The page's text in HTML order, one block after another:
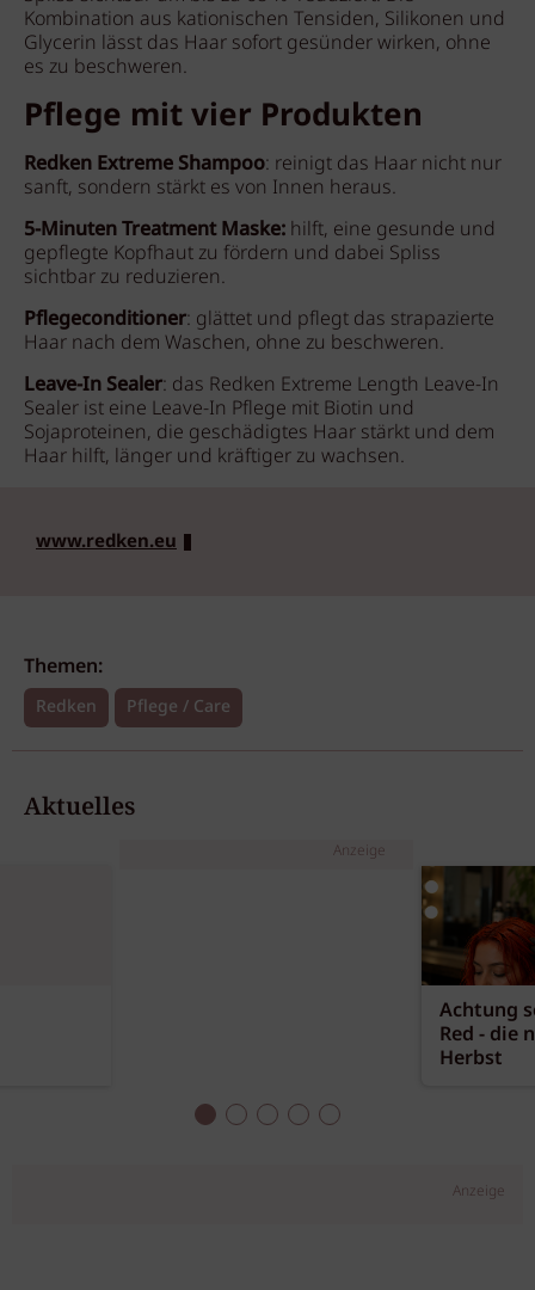
Kombination aus kationischen Tensiden, Silikonen und
Glycerin lässt das Haar sofort gesünder wirken, ohne
es zu beschweren.
Pflege mit vier Produkten
Redken Extreme Shampoo: reinigt das Haar nicht nur
sanft, sondern stärkt es von Innen heraus.
5-Minuten Treatment Maske: hilft, eine gesunde und
gepflegte Kopfhaut zu fördern und dabei Spliss
sichtbar zu reduzieren.
Pflegeconditioner: glättet und pflegt das strapazierte
Haar nach dem Waschen, ohne zu beschweren.
Leave-In Sealer: das Redken Extreme Length Leave-In
Sealer ist eine Leave-In Pflege mit Biotin und
Sojaproteinen, die geschädigtes Haar stärkt und dem
Haar hilft, länger und kräftiger zu wachsen.
www.redken.eu
Themen:
Redken Pflege / Care
Aktuelles
Anzeige
Achtung
Red - die
Herbst
Anzeige